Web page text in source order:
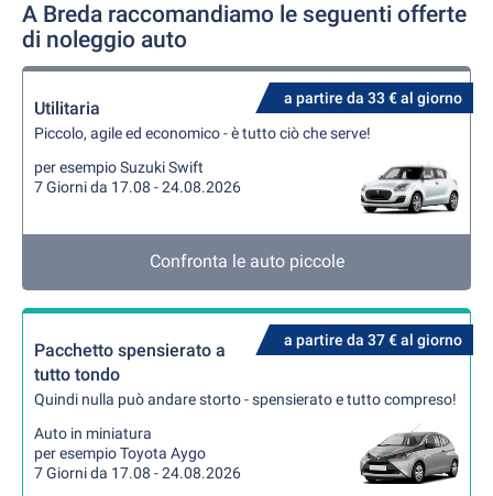
A Breda raccomandiamo le seguenti offerte
di noleggio auto
a partire da 33 € al giorno
Utilitaria
Piccolo, agile ed economico - è tutto ciò che serve!
per esempio Suzuki Swift
7 Giorni da 17.08 - 24.08.2026
Confronta le auto piccole
a partire da 37 € al giorno
Pacchetto spensierato a
tutto tondo
Quindi nulla può andare storto - spensierato e tutto compreso!
Auto in miniatura
per esempio Toyota Aygo
7 Giorni da 17.08 - 24.08.2026